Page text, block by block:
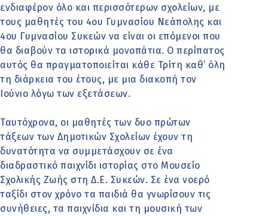
ενδιαφέρον όλο και περισσότερων σχολείων, με
τους μαθητές του 4ου Γυμνασίου Νεάπολης και
4ου Γυμνασίου Συκεών να είναι οι επόμενοι που
θα διαβούν τα ιστορικά μονοπάτια. Ο περίπατος
αυτός θα πραγματοποιείται κάθε Τρίτη καθ’ όλη
τη διάρκεια του έτους, με μια διακοπή τον
Ιούνιο λόγω των εξετάσεων.
Ταυτόχρονα, οι μαθητές των δυο πρώτων
τάξεων των Δημοτικών Σχολείων έχουν τη
δυνατότητα να συμμετάσχουν σε ένα
διαδραστικό παιχνίδι ιστορίας στο Μουσείο
Σχολικής Ζωής στη Δ.Ε. Συκεών. Σε ένα νοερό
ταξίδι στον χρόνο τα παιδιά θα γνωρίσουν τις
συνήθειες, τα παιχνίδια και τη μουσική των